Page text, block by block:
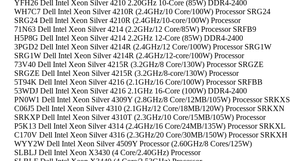
YFH26 Dell Intel Xeon Silver 4210 2.20GHz 10-Core (85W) DDR4-2400
WH7C7 Dell Intel Xeon Silver 4210R (2.4GHz/10 Core/100W) Processor SRG24
SRG24 Dell Intel Xeon Silver 4210R (2.4GHz/10-core/100W) Processor
71N63 Dell Intel Xeon Silver 4214 (2.2GHz/12 Core/85W) Processor SRFB9
H5P8G Dell Intel Xeon Silver 4214 2.2GHz 12-Core (85W) DDR4-2400
3PGD2 Dell Intel Xeon Silver 4214R (2.4GHz/12 Core/100W) Processor SRG1W
SRG1W Dell Intel Xeon Silver 4214R (2.4GHz/12-core/100W) Processor
73V40 Dell Intel Xeon Silver 4215R (3.2GHz/8 Core/130W) Processor SRGZE
SRGZE Dell Intel Xeon Silver 4215R (3.2GHz/8-core/130W) Processor
5T94K Dell Intel Xeon Silver 4216 (2.1GHz/16 Core/100W) Processor SRFBB
53WDJ Dell Intel Xeon Silver 4216 2.1GHz 16-Core (100W) DDR4-2400
PN0W1 Dell Intel Xeon Silver 4309Y (2.8GHz/8 Core/12MB/105W) Processor SRKXS
C06J5 Dell Intel Xeon Silver 4310 (2.1GHz/12 Core/18MB/120W) Processor SRKXN
SRKXP Dell Intel Xeon Silver 4310T (2.3GHz/10 Core/15MB/105W) Processor
P5K13 Dell Intel Xeon Silver 4314 (2.4GHz/16 Core/24MB/135W) Processor SRKXL
C170V Dell Intel Xeon Silver 4316 (2.3GHz/20 Core/30MB/150W) Processor SRKXH
WYY2W Dell Intel Xeon Silver 4509Y Processor (2.60GHz/8 Cores/125W)
SLBLJ Dell Intel Xeon X3430 (4 Core/2.40GHz) Processor